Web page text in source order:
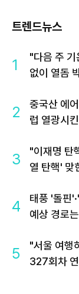
트렌드뉴스
1
"다음 주
없이 열돔
2
중국산 에
럽 열광시
3
"이재명 탄
열 탄핵' 맞
4
태풍 '돌핀
예상 경로
5
"서울 여행
327회차